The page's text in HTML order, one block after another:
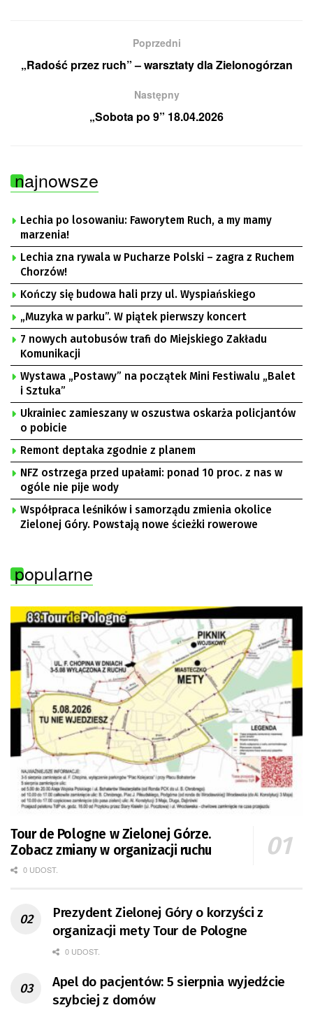
Poprzedni
„Radość przez ruch” – warsztaty dla Zielonogórzan
Następny
„Sobota po 9” 18.04.2026
najnowsze
Lechia po losowaniu: Faworytem Ruch, a my mamy
marzenia!
Lechia zna rywala w Pucharze Polski – zagra z Ruchem
Chorzów!
Kończy się budowa hali przy ul. Wyspiańskiego
„Muzyka w parku”. W piątek pierwszy koncert
7 nowych autobusów trafi do Miejskiego Zakładu
Komunikacji
Wystawa „Postawy” na początek Mini Festiwalu „Balet
i Sztuka”
Ukrainiec zamieszany w oszustwa oskarża policjantów
o pobicie
Remont deptaka zgodnie z planem
NFZ ostrzega przed upałami: ponad 10 proc. z nas w
ogóle nie pije wody
Współpraca leśników i samorządu zmienia okolice
Zielonej Góry. Powstają nowe ścieżki rowerowe
popularne
Tour de Pologne w Zielonej Górze.
Zobacz zmiany w organizacji ruchu
0 UDOST.
Prezydent Zielonej Góry o korzyści z
organizacji mety Tour de Pologne
0 UDOST.
Apel do pacjentów: 5 sierpnia wyjedźcie
szybciej z domów